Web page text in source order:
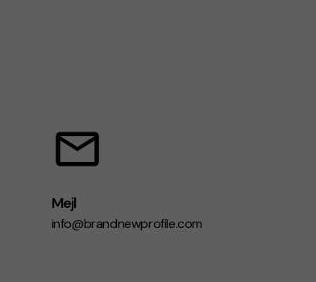
Mejl
info@brandnewprofile.com